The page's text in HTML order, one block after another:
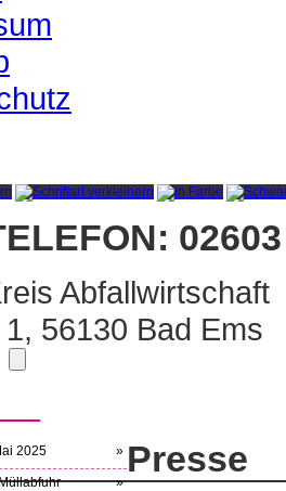
Abfallwirtschaft
56130 Bad Ems
2025 »
»
Presse